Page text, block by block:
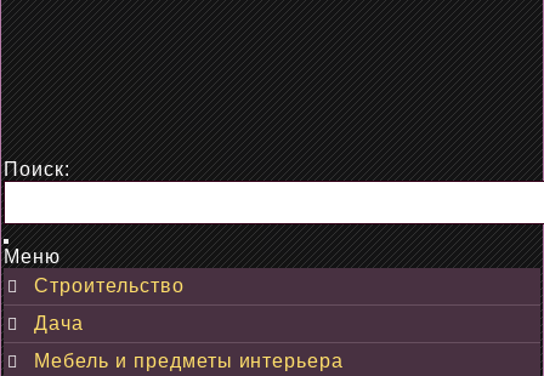
Поиск:
Меню
Строительство
Дача
Мебель и предметы интерьера